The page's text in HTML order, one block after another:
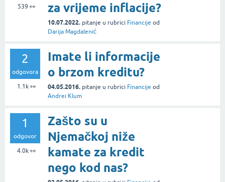
539 👀
za vrijeme inflacije?
10.07.2022. pitanje u rubrici Financije od
Darija Magdalenić
2
odgovora
1.1k👀
Imate li informacije
o brzom kreditu?
04.05.2016. pitanje u rubrici Financije od
Andrei Klum
1
odgovor
4.0k👀
Zašto su u
Njemačkoj niže
kamate za kredit
nego kod nas?